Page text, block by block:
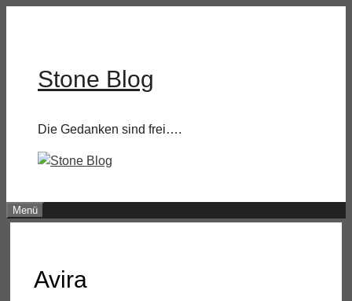
Stone Blog
Die Gedanken sind frei….
Menü
Avira